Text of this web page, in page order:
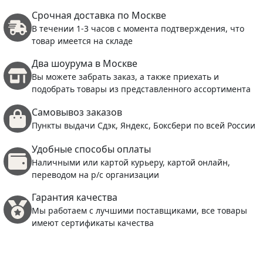
Срочная доставка по Москве
В течении 1-3 часов с момента подтверждения, что
товар имеется на складе
Два шоурума в Москве
Вы можете забрать заказ, а также приехать и
подобрать товары из представленного ассортимента
Самовывоз заказов
Пункты выдачи Сдэк, Яндекс, Боксбери по всей России
Удобные способы оплаты
Наличными или картой курьеру, картой онлайн,
переводом на р/с организации
Гарантия качества
Мы работаем с лучшими поставщиками, все товары
имеют сертификаты качества